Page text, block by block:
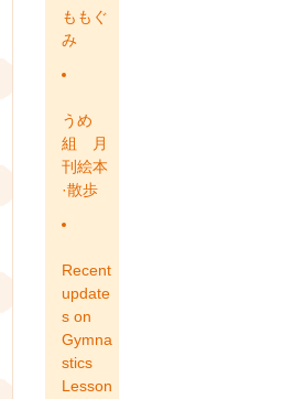
ももぐ
み
うめ
組 月
刊絵本
·散歩
Recent
update
s on
Gymna
stics
Lesson